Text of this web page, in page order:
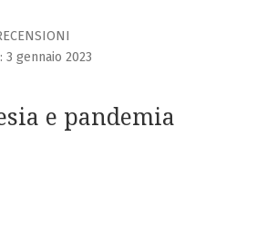
e pandemia
gennaio 2023